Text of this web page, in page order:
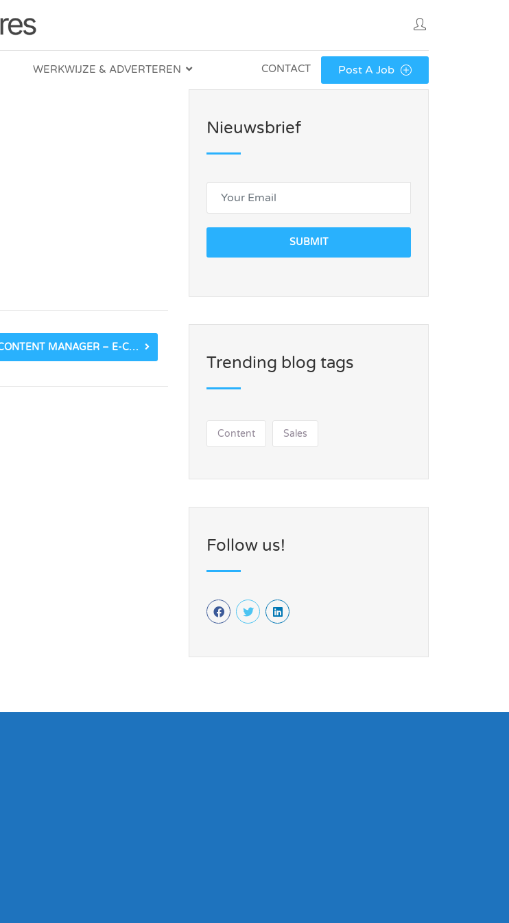
WERKWIJZE & ADVERTEREN CONTACT Post A Job
CONTENT MANAGER – E-COMMERCE
Nieuwsbrief
SUBMIT
Trending blog tags
Content Sales
Follow us!